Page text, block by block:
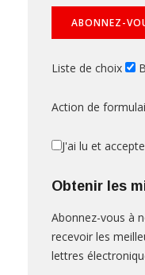
Liste de choix
Action de
J'ai lu et
Obtenir les
Abonnez-vous à
recevoir les
lettres